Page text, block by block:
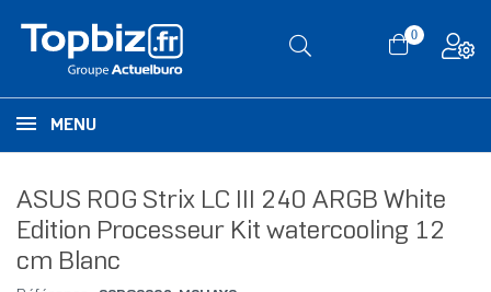
0
MENU
ASUS ROG Strix LC III 240 ARGB White
Edition Processeur Kit watercooling 12
cm Blanc